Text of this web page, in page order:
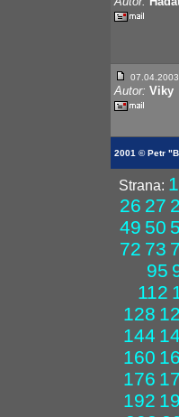
Autor: Viky
2001 © Petr
Strana: 1
26 27
49 50
72 73
95
112
128
144
160
176
192